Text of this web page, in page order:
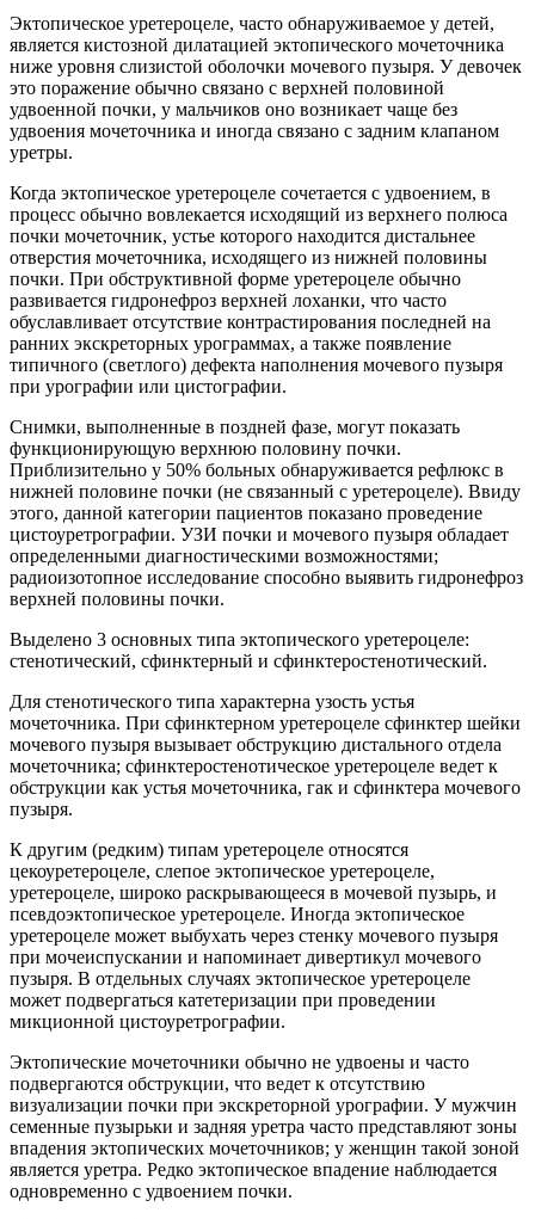
Эктопическое уретероцеле, часто обнаруживаемое у детей,
является кистозной дилатацией эктопического мочеточника
ниже уровня слизистой оболочки мочевого пузыря. У девочек
это поражение обычно связано с верхней половиной
удвоенной почки, у мальчиков оно возникает чаще без
удвоения мочеточника и иногда связано с задним клапаном
уретры.
Когда эктопическое уретероцеле сочетается с удвоением, в
процесс обычно вовлекается исходящий из верхнего полюса
почки мочеточник, устье которого находится дистальнее
отверстия мочеточника, исходящего из нижней половины
почки. При обструктивной форме уретероцеле обычно
развивается гидронефроз верхней лоханки, что часто
обуславливает отсутствие контрастирования последней на
ранних экскреторных урограммах, а также появление
типичного (светлого) дефекта наполнения мочевого пузыря
при урографии или цистографии.
Снимки, выполненные в поздней фазе, могут показать
функционирующую верхнюю половину почки.
Приблизительно у 50% больных обнаруживается рефлюкс в
нижней половине почки (не связанный с уретероцеле). Ввиду
этого, данной категории пациентов показано проведение
цистоуретрографии. УЗИ почки и мочевого пузыря обладает
определенными диагностическими возможностями;
радиоизотопное исследование способно выявить гидронефроз
верхней половины почки.
Выделено 3 основных типа эктопического уретероцеле:
стенотический, сфинктерный и сфинктеростенотический.
Для стенотического типа характерна узость устья
мочеточника. При сфинктерном уретероцеле сфинктер шейки
мочевого пузыря вызывает обструкцию дистального отдела
мочеточника; сфинктеростенотическое уретероцеле ведет к
обструкции как устья мочеточника, гак и сфинктера мочевого
пузыря.
К другим (редким) типам уретероцеле относятся
цекоуретероцеле, слепое эктопическое уретероцеле,
уретероцеле, широко раскрывающееся в мочевой пузырь, и
псевдоэктопическое уретероцеле. Иногда эктопическое
уретероцеле может выбухать через стенку мочевого пузыря
при мочеиспускании и напоминает дивертикул мочевого
пузыря. В отдельных случаях эктопическое уретероцеле
может подвергаться катетеризации при проведении
микционной цистоуретрографии.
Эктопические мочеточники обычно не удвоены и часто
подвергаются обструкции, что ведет к отсутствию
визуализации почки при экскреторной урографии. У мужчин
семенные пузырьки и задняя уретра часто представляют зоны
впадения эктопических мочеточников; у женщин такой зоной
является уретра. Редко эктопическое впадение наблюдается
одновременно с удвоением почки.